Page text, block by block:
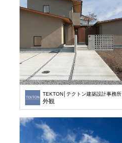
TEKTON│テクトン建築設計事務所
外観